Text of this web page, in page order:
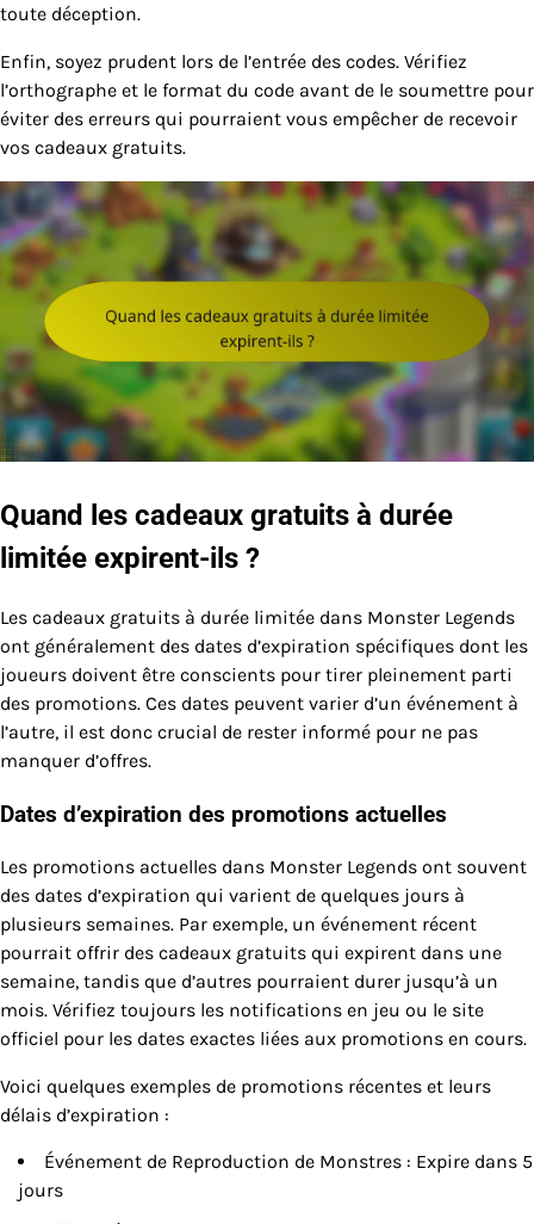
toute déception.
Enfin, soyez prudent lors de l’entrée des codes. Vérifiez
l’orthographe et le format du code avant de le soumettre pour
éviter des erreurs qui pourraient vous empêcher de recevoir
vos cadeaux gratuits.
Quand les cadeaux gratuits à durée
limitée expirent-ils ?
Les cadeaux gratuits à durée limitée dans Monster Legends
ont généralement des dates d’expiration spécifiques dont les
joueurs doivent être conscients pour tirer pleinement parti
des promotions. Ces dates peuvent varier d’un événement à
l’autre, il est donc crucial de rester informé pour ne pas
manquer d’offres.
Dates d’expiration des promotions actuelles
Les promotions actuelles dans Monster Legends ont souvent
des dates d’expiration qui varient de quelques jours à
plusieurs semaines. Par exemple, un événement récent
pourrait offrir des cadeaux gratuits qui expirent dans une
semaine, tandis que d’autres pourraient durer jusqu’à un
mois. Vérifiez toujours les notifications en jeu ou le site
officiel pour les dates exactes liées aux promotions en cours.
Voici quelques exemples de promotions récentes et leurs
délais d’expiration :
Événement de Reproduction de Monstres : Expire dans 5
jours